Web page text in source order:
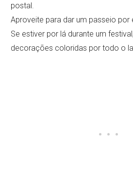
postal.
Aproveite para dar um passeio por
Se estiver por lá durante um
decorações coloridas por todo o